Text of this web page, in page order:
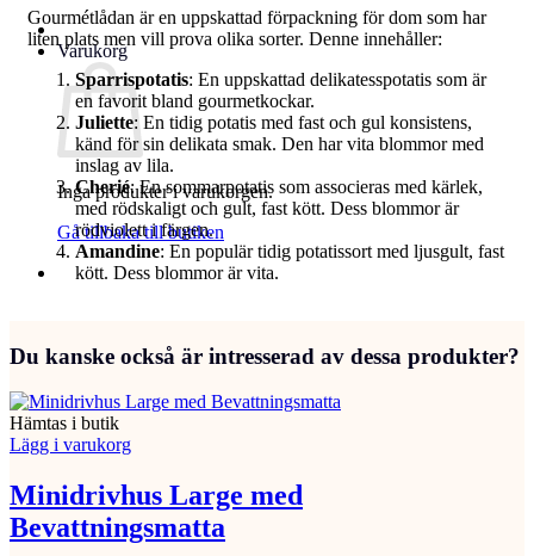
Varukorg
Inga produkter i varukorgen.
Gå tillbaka till butiken
Gourmétlådan är en uppskattad förpackning för dom som har
liten plats men vill prova olika sorter. Denne innehåller:
Sparrispotatis: En uppskattad delikatesspotatis som är
en favorit bland gourmetkockar.
Juliette: En tidig potatis med fast och gul konsistens,
känd för sin delikata smak. Den har vita blommor med
inslag av lila.
Cherié: En sommarpotatis som associeras med kärlek,
med rödskaligt och gult, fast kött. Dess blommor är
rödviolett i färgen.
Amandine: En populär tidig potatissort med ljusgult, fast
kött. Dess blommor är vita.
Du kanske också är intresserad av dessa produkter?
Hämtas i butik
Lägg i varukorg
Minidrivhus Large med
Bevattningsmatta